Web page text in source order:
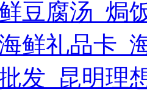
豆腐汤_焗
鲜礼品卡_
发_昆明理